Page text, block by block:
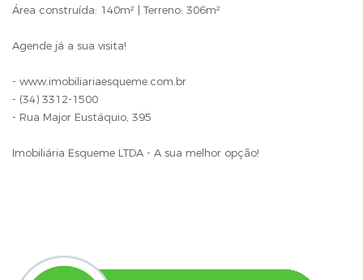
Área construída: 140m² | Terreno: 306m²
Agende já a sua visita!
- www.imobiliariaesqueme.com.br
- (34) 3312-1500
- Rua Major Eustáquio, 395
Imobiliária Esqueme LTDA - A sua melhor opção!